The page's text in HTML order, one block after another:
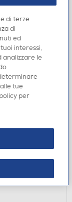
inox
di terze
di
ed
interessi,
le
tue
per